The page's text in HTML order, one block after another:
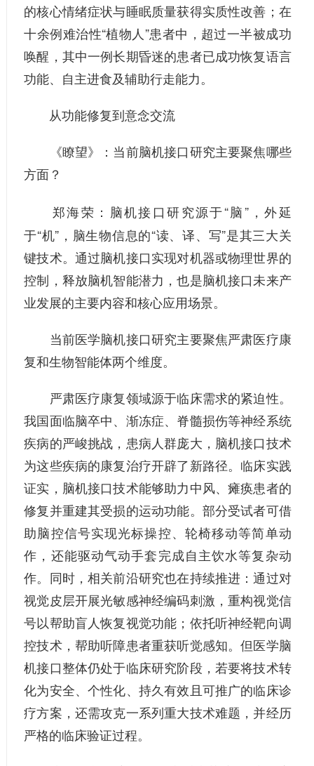
的核心情绪症状与睡眠质量获得实质性改善；在
十余例难治性“植物人”患者中，超过一半被成功
唤醒，其中一例长期昏迷的患者已成功恢复语言
功能、自主进食及辅助行走能力。
从功能修复到意念交流
《瞭望》： 当前脑机接口研究主要聚焦哪些
方面？
郑海荣： 脑机接口研究源于“脑”，外延
于“机”，脑生物信息的“读、译、写”是其三大关
键技术。通过脑机接口实现对机器或物理世界的
控制，释放脑机智能潜力，也是脑机接口未来产
业发展的主要内容和核心应用场景。
当前医学脑机接口研究主要聚焦严肃医疗康
复和生物智能体两个维度。
严肃医疗康复领域源于临床需求的紧迫性。
我国面临脑卒中、渐冻症、脊髓损伤等神经系统
疾病的严峻挑战，患病人群庞大，脑机接口技术
为这些疾病的康复治疗开辟了新路径。临床实践
证实，脑机接口技术能够助力中风、瘫痪患者的
修复并重建其受损的运动功能。部分受试者可借
助脑控信号实现光标操控、轮椅移动等简单动
作，还能驱动气动手套完成自主饮水等复杂动
作。同时，相关前沿研究也在持续推进：通过对
视觉皮层开展光敏感神经编码刺激，重构视觉信
号以帮助盲人恢复视觉功能；依托听神经靶向调
控技术，帮助听障患者重获听觉感知。但医学脑
机接口整体仍处于临床研究阶段，若要将技术转
化为安全、个性化、持久有效且可推广的临床诊
疗方案，还需攻克一系列重大技术难题，并经历
严格的临床验证过程。